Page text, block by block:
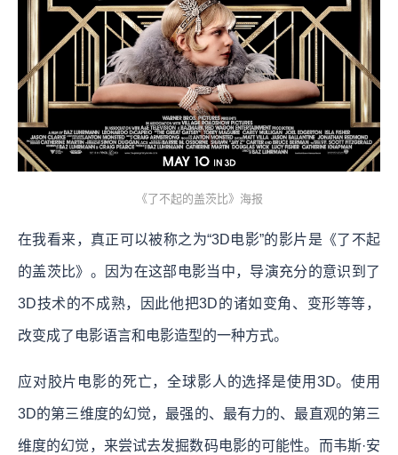
《了不起的盖茨比》海报
在我看来，真正可以被称之为“3D电影”的影片是《了不起
的盖茨比》。因为在这部电影当中，导演充分的意识到了
3D技术的不成熟，因此他把3D的诸如变角、变形等等，
改变成了电影语言和电影造型的一种方式。
应对胶片电影的死亡，全球影人的选择是使用3D。使用
3D的第三维度的幻觉，最强的、最有力的、最直观的第三
维度的幻觉，来尝试去发掘数码电影的可能性。而韦斯·安